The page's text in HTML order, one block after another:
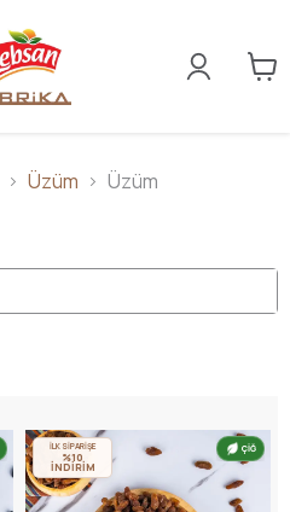
Üzüm Üzüm
ÇİĞ
İLK SİPARİŞE
%10
İNDİRİM